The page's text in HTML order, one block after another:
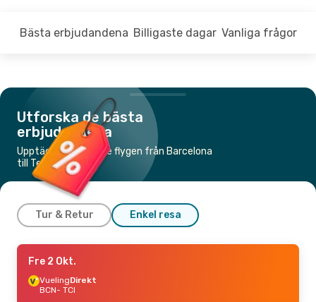
Bästa erbjudandena Billigaste dagar Vanliga frågor
Utforska de bästa
erbjudandena
Upptäck de billigaste flygen från Barcelona
till Teneriffa
Tur & Retur Enkel resa
Mån 21 Sep.
VuelingDirekt
BCN- TCI
Fre 2 Okt.
VuelingDirekt
BCN- TCI